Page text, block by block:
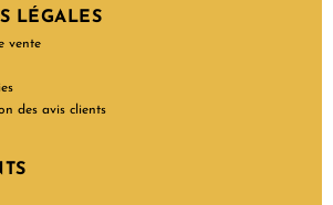
LÉGALES
vente
des avis clients